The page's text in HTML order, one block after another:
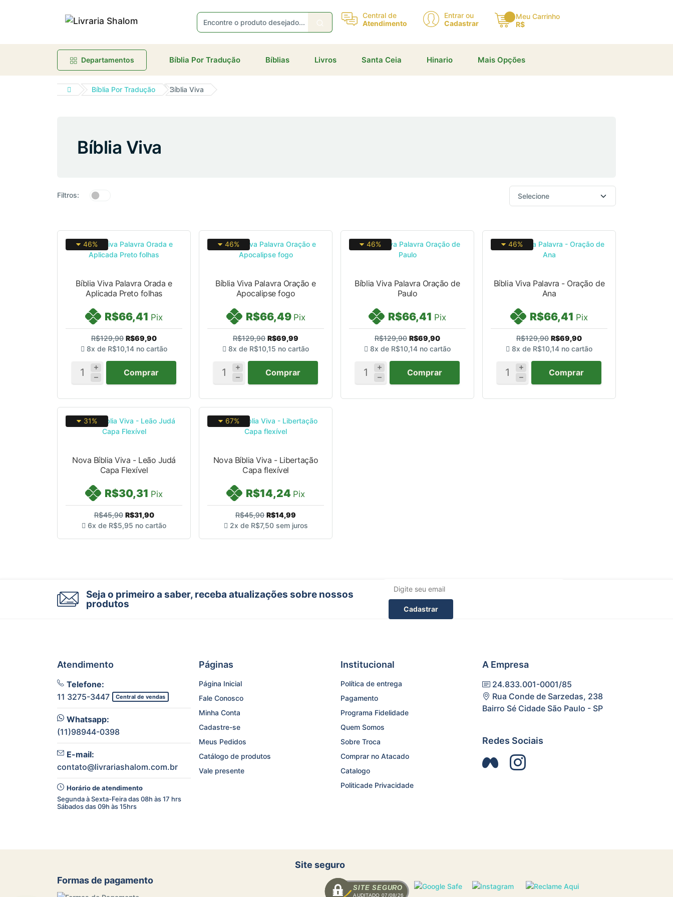
Central de
Atendimento
Entrar ou
Cadastrar
Meu Carrinho
R$
Departamentos Bíblia Por Tradução Bíblias Livros Santa Ceia Hinario Mais Opções
Bíblia Por Tradução Bíblia Viva
Bíblia Viva
Filtros:
46%
Bíblia Viva Palavra Orada e
Aplicada Preto folhas
R$66,41 Pix
R$129,90 R$69,90
8x de R$10,14 no cartão
Comprar
46%
Bíblia Viva Palavra Oração e
Apocalipse fogo
R$66,49 Pix
R$129,90 R$69,99
8x de R$10,15 no cartão
Comprar
46%
Bíblia Viva Palavra Oração de
Paulo
R$66,41 Pix
R$129,90 R$69,90
8x de R$10,14 no cartão
Comprar
46%
Bíblia Viva Palavra - Oração de
Ana
R$66,41 Pix
R$129,90 R$69,90
8x de R$10,14 no cartão
Comprar
31%
Nova Bíblia Viva - Leão Judá
Capa Flexível
R$30,31 Pix
R$45,90 R$31,90
6x de R$5,95 no cartão
67%
Nova Bíblia Viva - Libertação
Capa flexível
R$14,24 Pix
R$45,90 R$14,99
2x de R$7,50 sem juros
Seja o primeiro a saber, receba atualizações sobre nossos
produtos
Cadastrar
Atendimento
Telefone:
11 3275-3447
Central de vendas
Whatsapp:
(11)98944-0398
E-mail:
contato@livrariashalom.com.br
Horário de atendimento
Segunda à Sexta-Feira das 08h às 17 hrs
Sábados das 09h às 15hrs
Páginas
Página Inicial
Fale Conosco
Minha Conta
Cadastre-se
Meus Pedidos
Catálogo de produtos
Vale presente
Institucional
Política de entrega
Pagamento
Programa Fidelidade
Quem Somos
Sobre Troca
Comprar no Atacado
Catalogo
Politicade Privacidade
A Empresa
24.833.001-0001/85
Rua Conde de Sarzedas, 238
Bairro Sé Cidade São Paulo - SP
Redes Sociais
Formas de pagamento
Site seguro
SITE SEGURO
AUDITADO 07/08/26